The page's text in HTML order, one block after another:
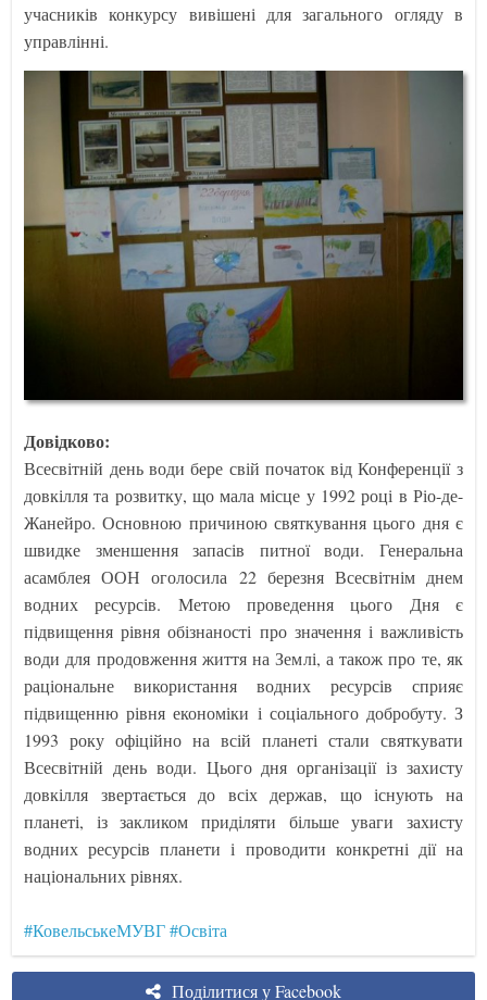
учасників конкурсу вивішені для загального огляду в
управлінні.
Довідково:
Всесвітній день води бере свій початок від Конференції з
довкілля та розвитку, що мала місце у 1992 році в Ріо-де-
Жанейро. Основною причиною святкування цього дня є
швидке зменшення запасів питної води. Генеральна
асамблея ООН оголосила 22 березня Всесвітнім днем
водних ресурсів. Метою проведення цього Дня є
підвищення рівня обізнаності про значення і важливість
води для продовження життя на Землі, а також про те, як
раціональне використання водних ресурсів сприяє
підвищенню рівня економіки і соціального добробуту. З
1993 року офіційно на всій планеті стали святкувати
Всесвітній день води. Цього дня організації із захисту
довкілля звертається до всіх держав, що існують на
планеті, із закликом приділяти більше уваги захисту
водних ресурсів планети і проводити конкретні дії на
національних рівнях.
#КовельськеМУВГ #Освіта
Поділитися у Facebook